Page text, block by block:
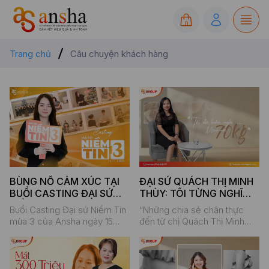
0
Trang chủ Câu chuyện khách hàng
BÙNG NỔ CẢM XÚC TẠI
BUỔI CASTING ĐẠI SỨ
NIỀM TIN ĐỢT 3
Buổi Casting Đại sứ Niềm Tin
mùa 3 của Ansha ngày 15
trong không khí ấm áp, rộn
ràng và tràn đầy năng lượng.
ĐẠI SỨ QUÁCH THỊ MINH
THÙY: TÔI TỪNG NGHĨ
MÌNH SẼ MÃI 70KG
“Những chia sẻ chân thực
đến từ chị Quách Thị Minh
qua nỗi ám ảnh 70kg, dù có
tiền sử bệnh tim mạch chị